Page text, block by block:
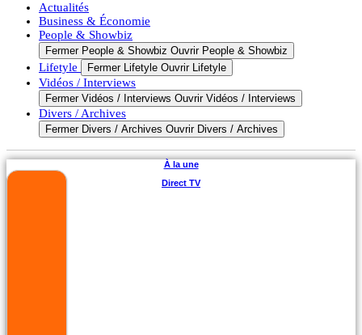
Actualités
Business & Économie
People & Showbiz
Fermer People & Showbiz Ouvrir People & Showbiz
Lifetyle Fermer Lifetyle Ouvrir Lifetyle
Vidéos / Interviews
Fermer Vidéos / Interviews Ouvrir Vidéos / Interviews
Divers / Archives
Fermer Divers / Archives Ouvrir Divers / Archives
À la une
Direct TV